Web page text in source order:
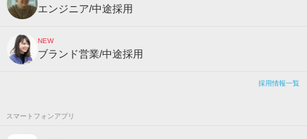
エンジニア/中途採用
NEW
ブランド営業/中途採用
採用情報一覧
スマートフォンアプリ